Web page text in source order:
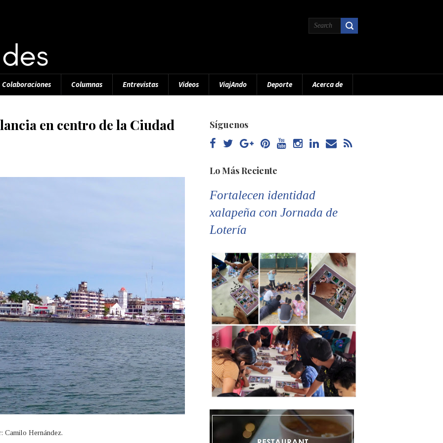
Colaboraciones Columnas Entrevistas Videos ViajAndo Deporte Acerca de
en centro de la Ciudad
Camilo Hernández.
Síguenos
Lo Más Reciente
Fortalecen identidad
xalapeña con Jornada de
Lotería